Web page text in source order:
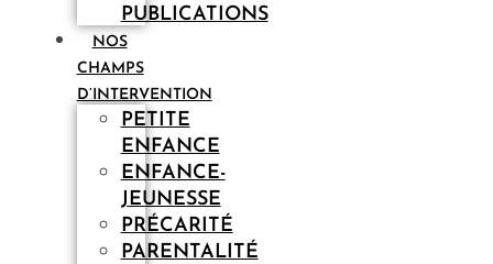
PUBLICATIONS
NOS
CHAMPS
D’INTERVENTION
PETITE
ENFANCE
ENFANCE-
JEUNESSE
PRÉCARITÉ
PARENTALITÉ